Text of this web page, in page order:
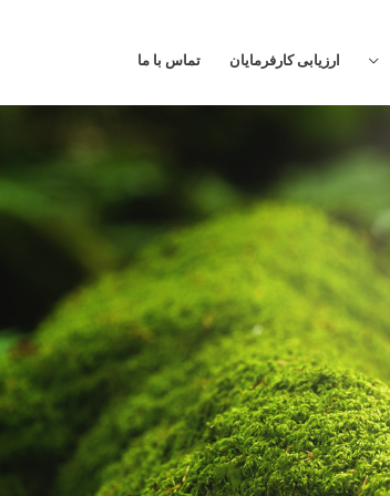
ارزیابی کارفرمایان تماس با ما